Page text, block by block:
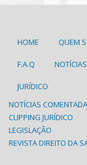
HOME QUEM
F.A.Q NOTÍCIAS
JURÍDICO
NOTÍCIAS
CLIPPING JURÍDICO
LEGISLAÇÃO
REVISTA DIREITO DA